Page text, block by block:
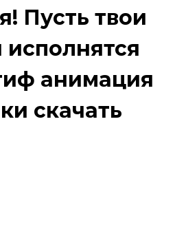
Пусть твои
анимация
скачать